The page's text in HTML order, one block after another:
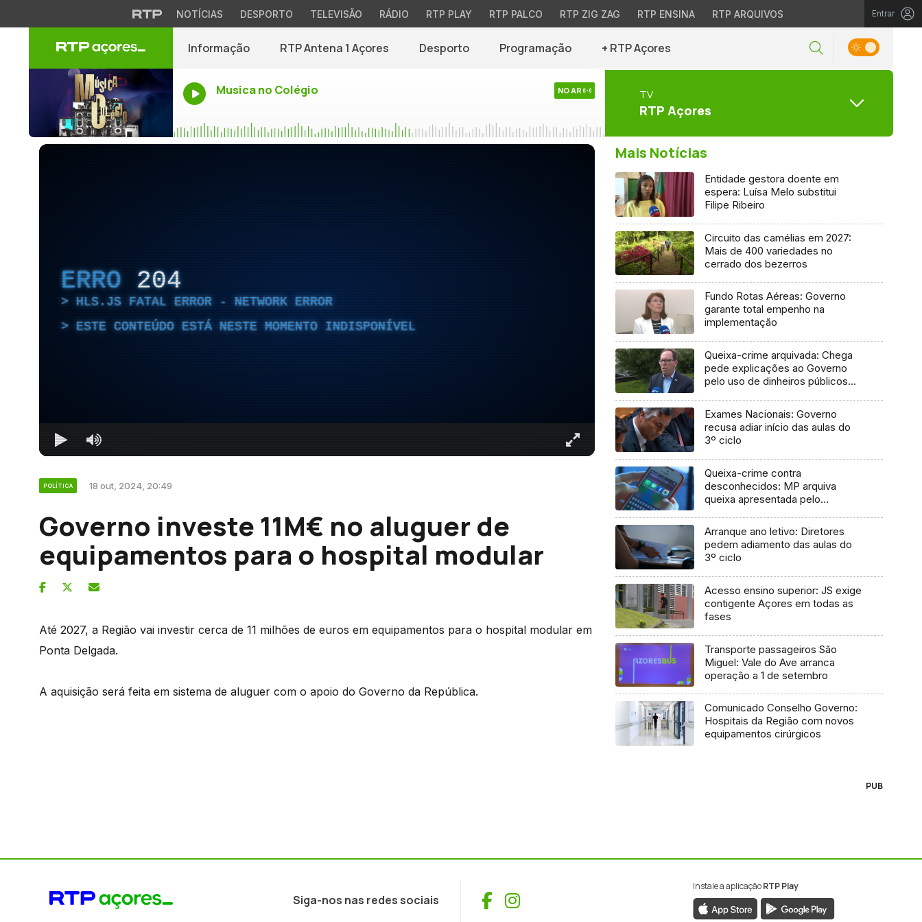
NOTÍCIAS DESPORTO TELEVISÃO RÁDIO RTP PLAY RTP PALCO RTP ZIG ZAG RTP ENSINA RTP ARQUIVOS Entrar
Informação RTP Antena 1 Açores Desporto Programação + RTP Açores
Musica no Colégio NO AR TV
RTP Açores
ERRO 204
HLS.JS FATAL ERROR - NETWORK ERROR
ESTE CONTEÚDO ESTÁ NESTE MOMENTO INDISPONÍVEL
POLÍTICA 18 out, 2024, 20:49
Governo investe 11M€ no aluguer de
equipamentos para o hospital modular
Até 2027, a Região vai investir cerca de 11 milhões de euros em equipamentos para o hospital modular em
Ponta Delgada.
A aquisição será feita em sistema de aluguer com o apoio do Governo da República.
Mais Notícias
Entidade gestora doente em
espera: Luísa Melo substitui
Filipe Ribeiro
Circuito das camélias em 2027:
Mais de 400 variedades no
cerrado dos bezerros
Fundo Rotas Aéreas: Governo
garante total empenho na
implementação
Queixa-crime arquivada: Chega
pede explicações ao Governo
pelo uso de dinheiros públicos
Exames Nacionais: Governo
recusa adiar início das aulas do
3º ciclo
Queixa-crime contra
desconhecidos: MP arquiva
queixa apresentada pelo
Arranque ano letivo: Diretores
pedem adiamento das aulas do
3º ciclo
Acesso ensino superior: JS exige
contigente Açores em todas as
fases
Transporte passageiros São
Miguel: Vale do Ave arranca
operação a 1 de setembro
Comunicado Conselho Governo:
Hospitais da Região com novos
equipamentos cirúrgicos
PUB
Siga-nos nas redes sociais Facebook
Instagram
Instale a aplicaçãoRTP Play